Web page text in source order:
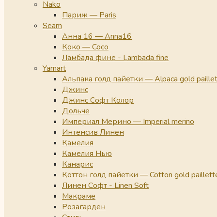
Nako
Париж — Paris
Seam
Анна 16 — Anna16
Коко — Coco
Ламбада фине - Lambada fine
Yarnart
Альпака голд пайетки — Alpaca gold
Джинс
Джинс Софт Колор
Дольче
Империал Мерино — Imperial merino
Интенсив Линен
Камелия
Камелия Нью
Канарис
Коттон голд пайетки — Cotton gold
Линен Софт - Linen Soft
Макраме
Розагарден